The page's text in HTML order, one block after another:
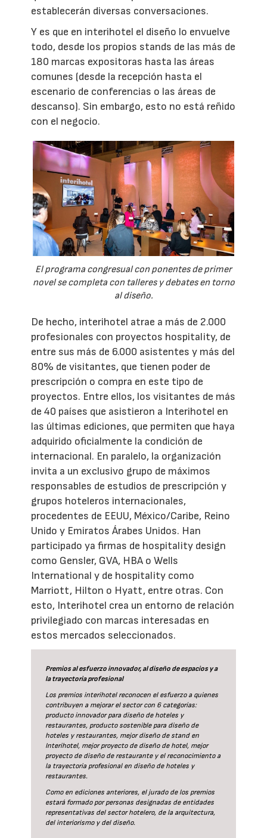
establecerán diversas conversaciones.
Y es que en interihotel el diseño lo envuelve
todo, desde los propios stands de las más de
180 marcas expositoras hasta las áreas
comunes (desde la recepción hasta el
escenario de conferencias o las áreas de
descanso). Sin embargo, esto no está reñido
con el negocio.
El programa congresual con ponentes de primer
novel se completa con talleres y debates en torno
al diseño.
De hecho, interihotel atrae a más de 2.000
profesionales con proyectos hospitality, de
entre sus más de 6.000 asistentes y más del
80% de visitantes, que tienen poder de
prescripción o compra en este tipo de
proyectos. Entre ellos, los visitantes de más
de 40 países que asistieron a Interihotel en
las últimas ediciones, que permiten que haya
adquirido oficialmente la condición de
internacional. En paralelo, la organización
invita a un exclusivo grupo de máximos
responsables de estudios de prescripción y
grupos hoteleros internacionales,
procedentes de EEUU, México/Caribe, Reino
Unido y Emiratos Árabes Unidos. Han
participado ya firmas de hospitality design
como Gensler, GVA, HBA o Wells
International y de hospitality como
Marriott, Hilton o Hyatt, entre otras. Con
esto, Interihotel crea un entorno de relación
privilegiado con marcas interesadas en
estos mercados seleccionados.
Premios al esfuerzo innovador, al diseño de espacios y a
la trayectoria profesional
Los premios interihotel reconocen el esfuerzo a quienes
contribuyen a mejorar el sector con 6 categorías:
producto innovador para diseño de hoteles y
restaurantes, producto sostenible para diseño de
hoteles y restaurantes, mejor diseño de stand en
Interihotel, mejor proyecto de diseño de hotel, mejor
proyecto de diseño de restaurante y el reconocimiento a
la trayectoria profesional en diseño de hoteles y
restaurantes.
Como en ediciones anteriores, el jurado de los premios
estará formado por personas designadas de entidades
representativas del sector hotelero, de la arquitectura,
del interiorismo y del diseño.